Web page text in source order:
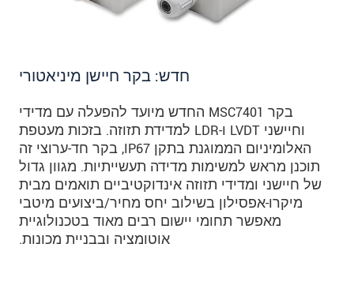
חדש: בקר חיישן מיניאטורי
בקר MSC7401 החדש מיועד להפעלה עם מדידי
וחיישני LVDT ו-LDR למדידת תזוזה. בזכות מעטפת
האלומיניום הממוגנת בתקן IP67, בקר חד-ערוצי זה
תוכנן מראש למשימות מדידה תעשייתיות. מגוון גדול
של חיישני ומדידי תזוזה אינדוקטיביים תואמים מבית
מיקרו-אפסילון בשילוב יחס מחיר/ביצועים מיטבי
מאפשר תחומי יישום רבים מאוד בטכנולוגיית
אוטומציה ובבניית מכונות.